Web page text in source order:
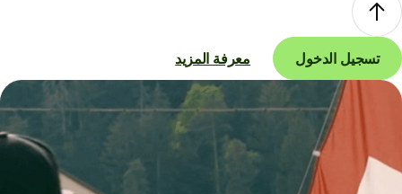
تسجيل الدخول معرفة المزيد